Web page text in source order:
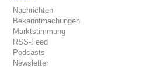
Nachrichten
Bekanntmachungen
Marktstimmung
RSS-Feed
Podcasts
Newsletter